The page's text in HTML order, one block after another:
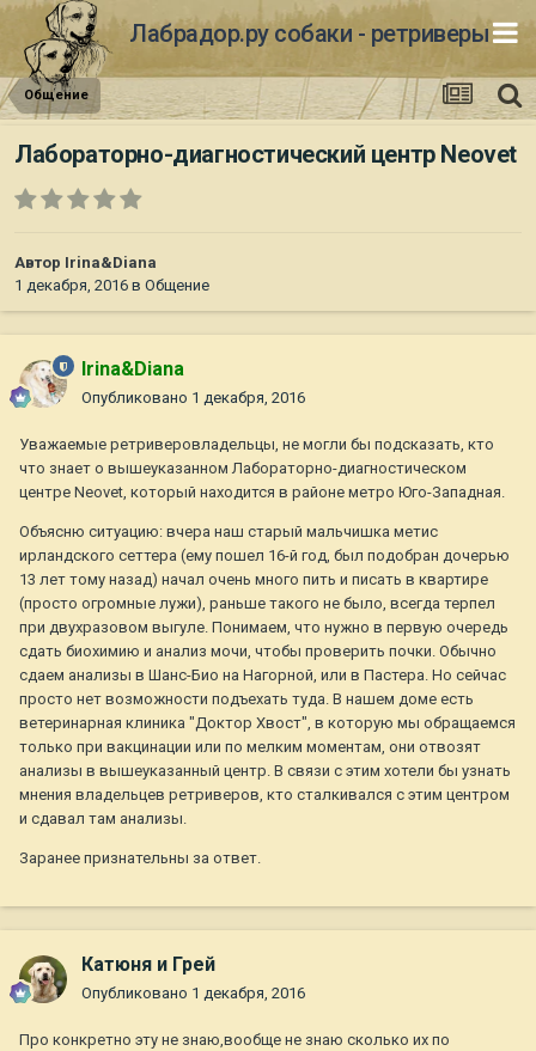
Лабрадор.ру собаки - ретриверы
Общение
Лабораторно-диагностический центр Neovet
Автор Irina&Diana
1 декабря, 2016 в Общение
Irina&Diana
Опубликовано 1 декабря, 2016
Уважаемые ретриверовладельцы, не могли бы подсказать, кто
что знает о вышеуказанном Лабораторно-диагностическом
центре Neovet, который находится в районе метро Юго-Западная.
Объясню ситуацию: вчера наш старый мальчишка метис
ирландского сеттера (ему пошел 16-й год, был подобран дочерью
13 лет тому назад) начал очень много пить и писать в квартире
(просто огромные лужи), раньше такого не было, всегда терпел
при двухразовом выгуле. Понимаем, что нужно в первую очередь
сдать биохимию и анализ мочи, чтобы проверить почки. Обычно
сдаем анализы в Шанс-Био на Нагорной, или в Пастера. Но сейчас
просто нет возможности подъехать туда. В нашем доме есть
ветеринарная клиника "Доктор Хвост", в которую мы обращаемся
только при вакцинации или по мелким моментам, они отвозят
анализы в вышеуказанный центр. В связи с этим хотели бы узнать
мнения владельцев ретриверов, кто сталкивался с этим центром
и сдавал там анализы.
Заранее признательны за ответ.
Катюня и Грей
Опубликовано 1 декабря, 2016
Про конкретно эту не знаю,вообще не знаю сколько их по